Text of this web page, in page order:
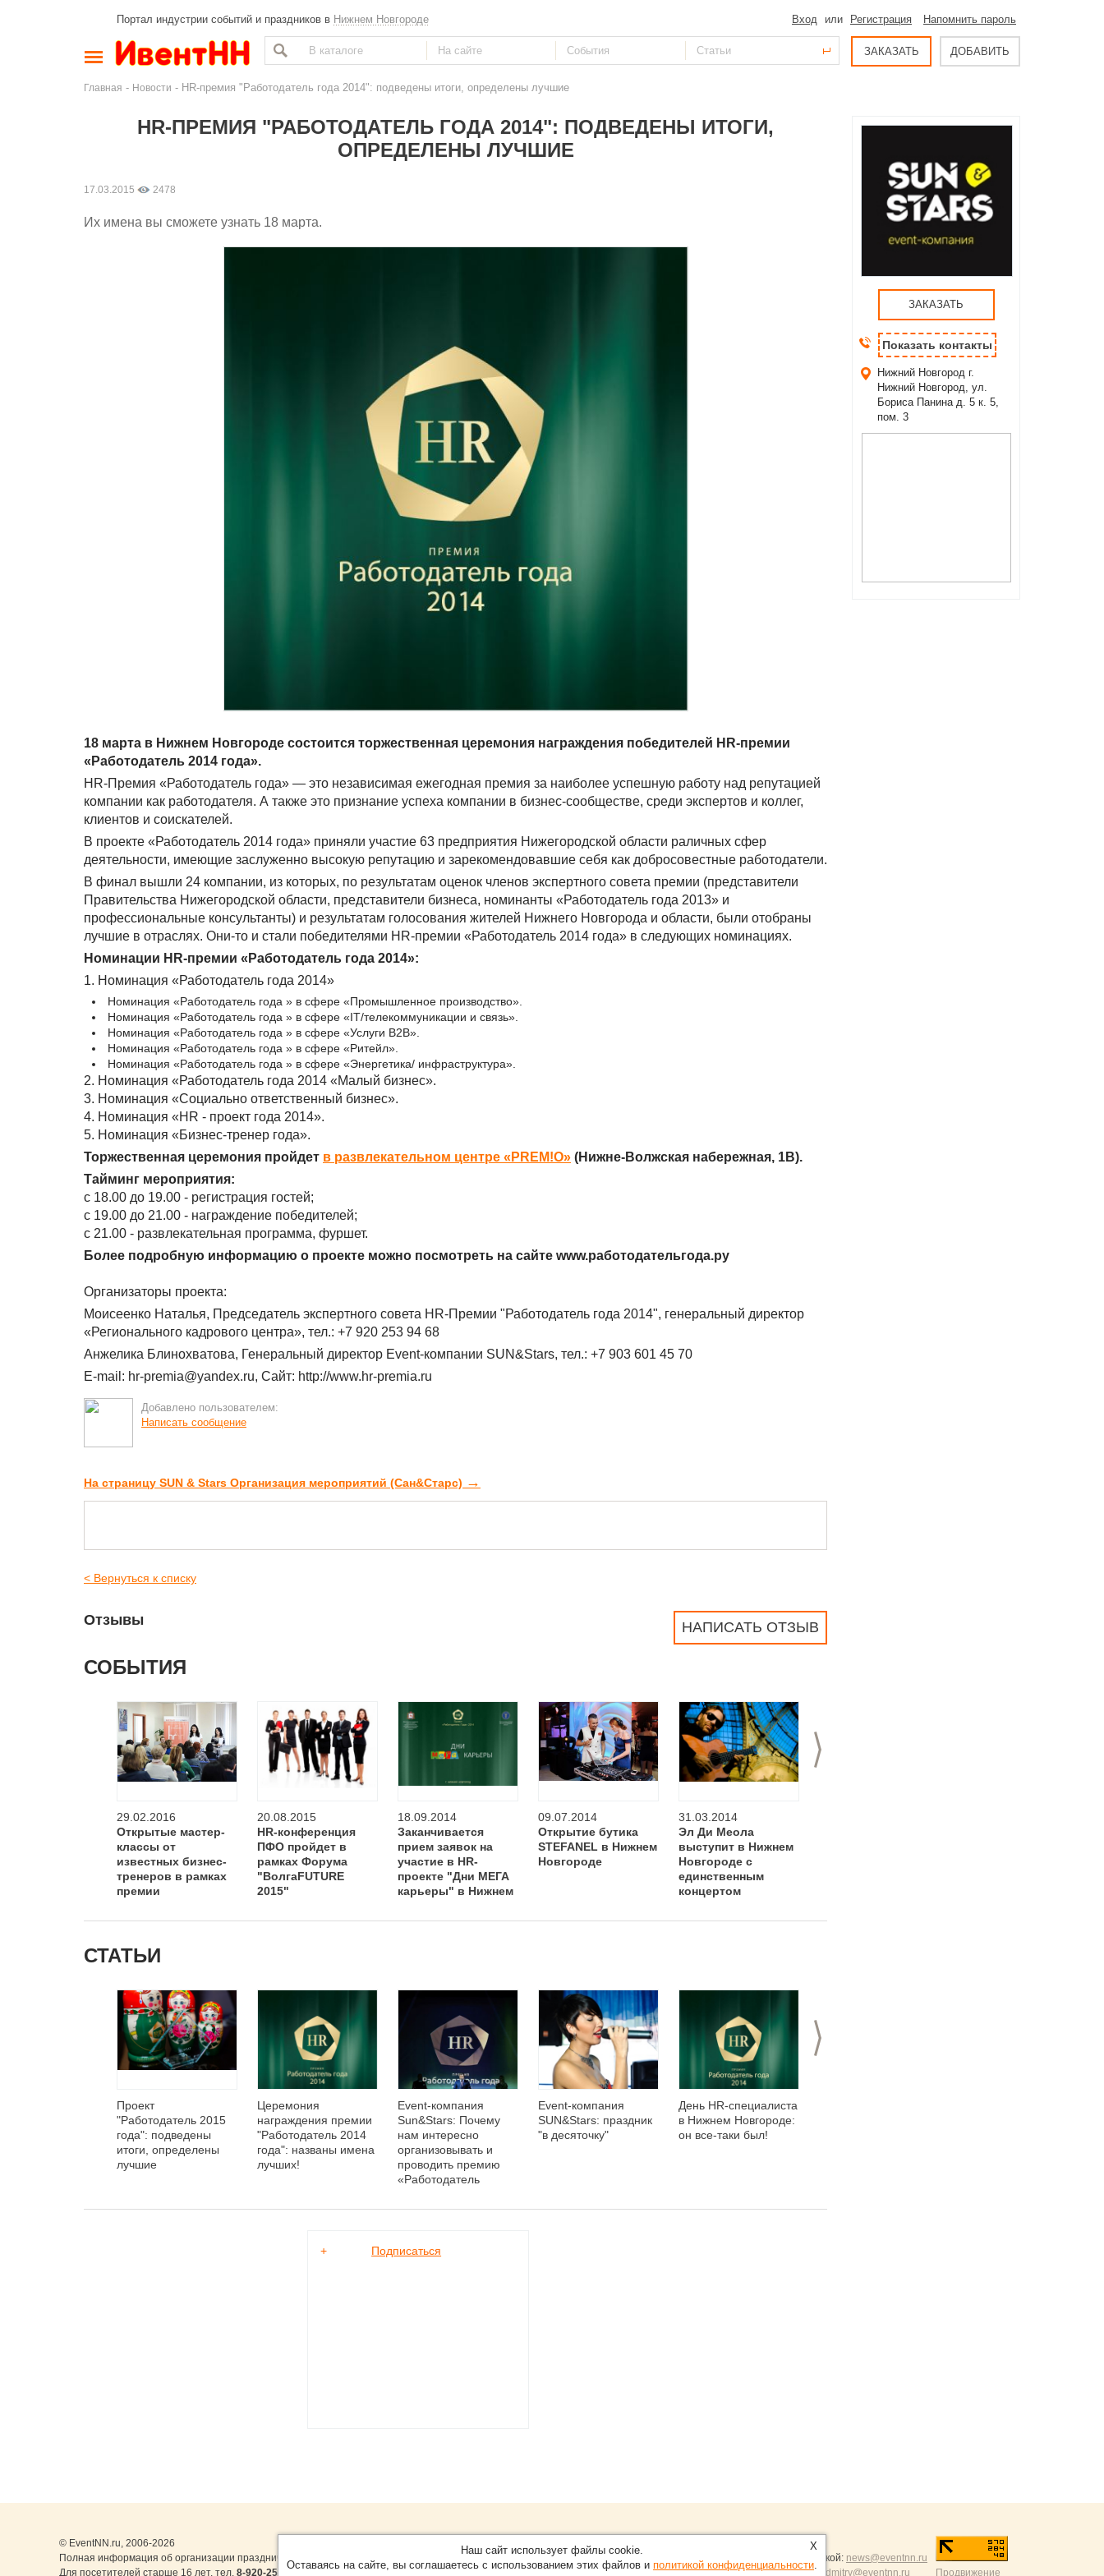
Портал индустрии событий и праздников в Нижнем Новгороде Вход или Регистрация Напомнить пароль
ЗАКАЗАТЬ ДОБАВИТЬ
Главная - Новости - HR-премия "Работодатель года 2014": подведены итоги, определены лучшие
HR-ПРЕМИЯ "РАБОТОДАТЕЛЬ ГОДА 2014": ПОДВЕДЕНЫ ИТОГИ,
ОПРЕДЕЛЕНЫ ЛУЧШИЕ
17.03.2015 2478
Их имена вы сможете узнать 18 марта.
18 марта в Нижнем Новгороде состоится торжественная церемония награждения победителей HR-премии
«Работодатель 2014 года».
HR-Премия «Работодатель года» — это независимая ежегодная премия за наиболее успешную работу над репутацией
компании как работодателя. А также это признание успеха компании в бизнес-сообществе, среди экспертов и коллег,
клиентов и соискателей.
В проекте «Работодатель 2014 года» приняли участие 63 предприятия Нижегородской области раличных сфер
деятельности, имеющие заслуженно высокую репутацию и зарекомендовавшие себя как добросовестные работодатели.
В финал вышли 24 компании, из которых, по результатам оценок членов экспертного совета премии (представители
Правительства Нижегородской области, представители бизнеса, номинанты «Работодатель года 2013» и
профессиональные консультанты) и результатам голосования жителей Нижнего Новгорода и области, были отобраны
лучшие в отраслях. Они-то и стали победителями HR-премии «Работодатель 2014 года» в следующих номинациях.
Номинации HR-премии «Работодатель года 2014»:
1. Номинация «Работодатель года 2014»
Номинация «Работодатель года » в сфере «Промышленное производство».
Номинация «Работодатель года » в сфере «IT/телекоммуникации и связь».
Номинация «Работодатель года » в сфере «Услуги B2B».
Номинация «Работодатель года » в сфере «Ритейл».
Номинация «Работодатель года » в сфере «Энергетика/ инфраструктура».
2. Номинация «Работодатель года 2014 «Малый бизнес».
3. Номинация «Социально ответственный бизнес».
4. Номинация «HR - проект года 2014».
5. Номинация «Бизнес-тренер года».
Торжественная церемония пройдет в развлекательном центре «PREM!O» (Нижне-Волжская набережная, 1В).
Тайминг мероприятия:
с 18.00 до 19.00 - регистрация гостей;
с 19.00 до 21.00 - награждение победителей;
с 21.00 - развлекательная программа, фуршет.
Более подробную информацию о проекте можно посмотреть на сайте www.работодательгода.ру
Организаторы проекта:
Моисеенко Наталья, Председатель экспертного совета HR-Премии "Работодатель года 2014", генеральный директор
«Регионального кадрового центра», тел.: +7 920 253 94 68
Анжелика Блинохватова, Генеральный директор Event-компании SUN&Stars, тел.: +7 903 601 45 70
E-mail: hr-premia@yandex.ru, Сайт: http://www.hr-premia.ru
Добавлено пользователем:
Написать сообщение
На страницу SUN & Stars Организация мероприятий (Сан&Старс) →
< Вернуться к списку
НАПИСАТЬ ОТЗЫВ
Отзывы
СОБЫТИЯ
>
29.02.2016
Открытые мастер-
классы от
известных бизнес-
тренеров в рамках
премии
2015"
20.08.2015
НR-конференция
ПФО пройдет в
рамках Форума
"ВолгаFUTURE
2015"
18.09.2014
Заканчивается
прием заявок на
участие в HR-
проекте "Дни МЕГА
карьеры" в Нижнем
09.07.2014
Открытие бутика
STEFANEL в Нижнем
Новгороде
31.03.2014
Эл Ди Меола
выступит в Нижнем
Новгороде с
единственным
концертом
СТАТЬИ
>
Проект
"Работодатель 2015
года": подведены
итоги, определены
лучшие
Церемония
награждения премии
"Работодатель 2014
года": названы имена
лучших!
Event-компания
Sun&Stars: Почему
нам интересно
организовывать и
проводить премию
«Работодатель
Event-компания
SUN&Stars: праздник
"в десяточку"
День HR-специалиста
в Нижнем Новгороде:
он все-таки был!
+ Подписаться
ЗАКАЗАТЬ
Показать контакты
Нижний Новгород г.
Нижний Новгород, ул.
Бориса Панина д. 5 к. 5,
пом. 3
© EventNN.ru, 2006-2026
Полная информация об организации праздничных мероприятий в Нижнем Новгороде.
Для посетителей старше 16 лет. тел. 8-920-253-22-14 8-999-077-15-51
О проекте
Карта сайта
Обращайтесь на портал
С новостями, пресс-релизами и разумной критикой: news@eventnn.ru
По вопросам добавления информации на сайт: dmitry@eventnn.ru Продвижение
X
Наш сайт использует файлы cookie.
Оставаясь на сайте, вы соглашаетесь с использованием этих файлов и политикой конфиденциальности.